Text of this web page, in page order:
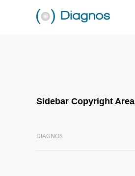
Sidebar Copyright Area
DIAGNOS